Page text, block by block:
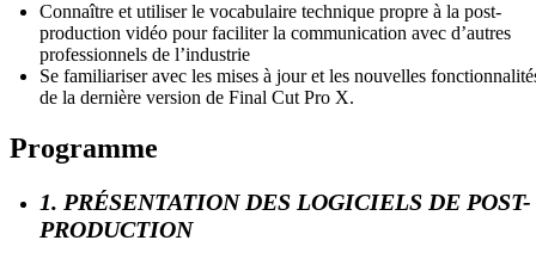
Connaître et utiliser le vocabulaire technique propre à la post-
production vidéo pour faciliter la communication avec d’autres
professionnels de l’industrie
Se familiariser avec les mises à jour et les nouvelles
de la dernière version de Final Cut Pro X.
Programme
1. PRÉSENTATION DES LOGICIELS DE POST-
PRODUCTION